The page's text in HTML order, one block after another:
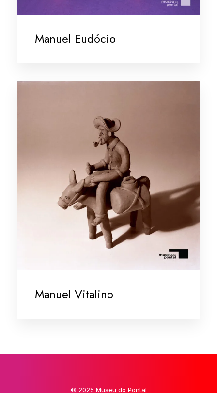
Manuel Eudócio
Manuel Vitalino
© 2025 Museu do Pontal